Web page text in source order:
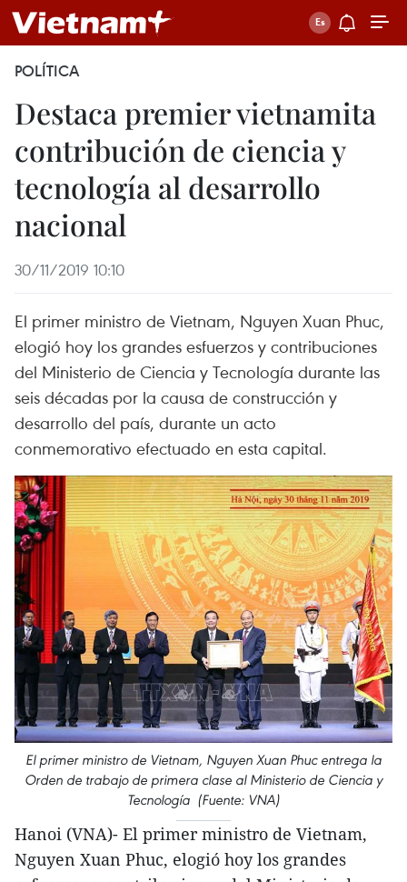
POLÍTICA
Destaca premier vietnamita
contribución de ciencia y
tecnología al desarrollo
nacional
30/11/2019 10:10
El primer ministro de Vietnam, Nguyen Xuan Phuc,
elogió hoy los grandes esfuerzos y contribuciones
del Ministerio de Ciencia y Tecnología durante las
seis décadas por la causa de construcción y
desarrollo del país, durante un acto
conmemorativo efectuado en esta capital.
El primer ministro de Vietnam, Nguyen Xuan Phuc entrega la
Orden de trabajo de primera clase al Ministerio de Ciencia y
Tecnología (Fuente: VNA)
Hanoi (VNA)- El primer ministro de Vietnam,
Nguyen Xuan Phuc, elogió hoy los grandes